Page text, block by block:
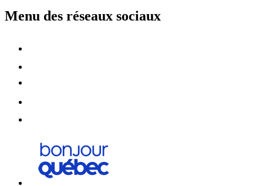
Menu des réseaux sociaux